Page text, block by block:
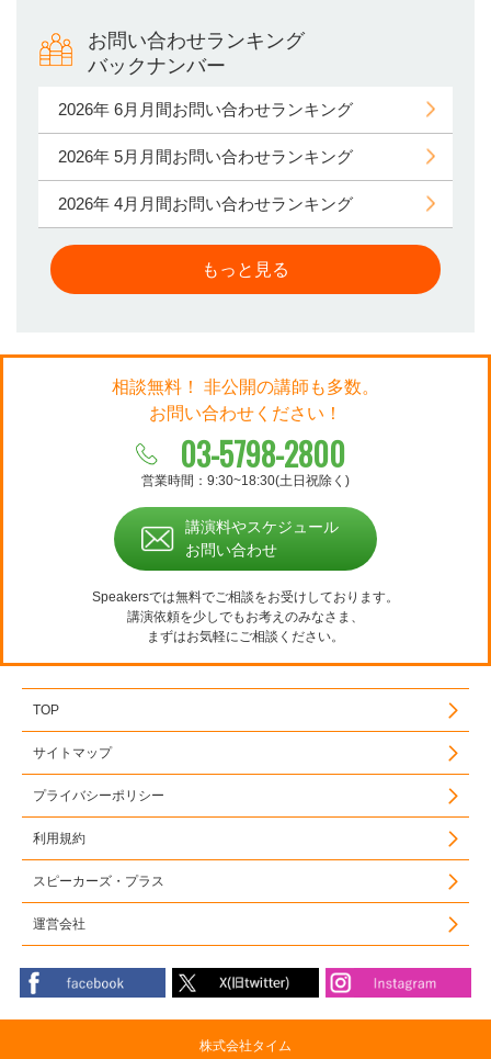
お問い合わせランキング
バックナンバー
2026年 6月月間お問い合わせランキング
2026年 5月月間お問い合わせランキング
2026年 4月月間お問い合わせランキング
もっと見る
相談無料！ 非公開の講師も多数。
お問い合わせください！
03-5798-2800
営業時間：9:30~18:30(土日祝除く)
講演料やスケジュール
お問い合わせ
Speakersでは無料でご相談をお受けしております。
講演依頼を少しでもお考えのみなさま、
まずはお気軽にご相談ください。
TOP
サイトマップ
プライバシーポリシー
利用規約
スピーカーズ・プラス
運営会社
株式会社タイム